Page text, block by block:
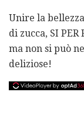
Unire la
di zucca, SI
ma non si può
deliziose!